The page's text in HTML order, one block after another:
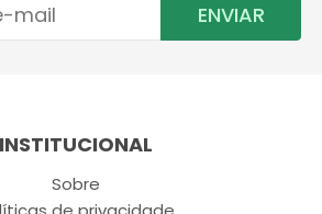
ENVIAR
INSTITUCIONAL
Sobre